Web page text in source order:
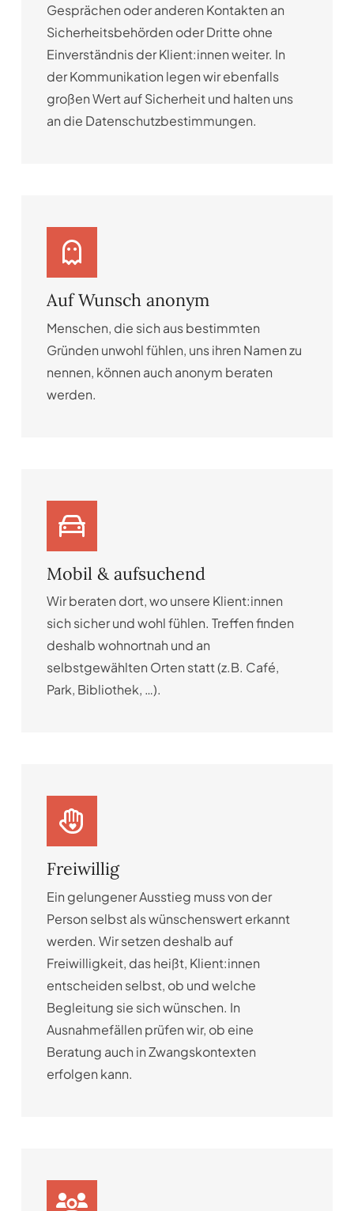
Gesprächen oder anderen Kontakten an
Sicherheitsbehörden oder Dritte ohne
Einverständnis der Klient:innen weiter. In
der Kommunikation legen wir ebenfalls
großen Wert auf Sicherheit und halten uns
an die Datenschutzbestimmungen.
Auf Wunsch anonym
Menschen, die sich aus bestimmten
Gründen unwohl fühlen, uns ihren Namen zu
nennen, können auch anonym beraten
werden.
Mobil & aufsuchend
Wir beraten dort, wo unsere Klient:innen
sich sicher und wohl fühlen. Treffen finden
deshalb wohnortnah und an
selbstgewählten Orten statt (z.B. Café,
Park, Bibliothek, …).
Freiwillig
Ein gelungener Ausstieg muss von der
Person selbst als wünschenswert erkannt
werden. Wir setzen deshalb auf
Freiwilligkeit, das heißt, Klient:innen
entscheiden selbst, ob und welche
Begleitung sie sich wünschen. In
Ausnahmefällen prüfen wir, ob eine
Beratung auch in Zwangskontexten
erfolgen kann.